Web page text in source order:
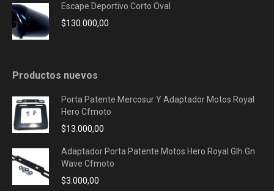
Escape Deportivo Corto Oval
$130.000,00
Productos nuevos
Porta Patente Mercosur Y Adaptador Motos Royal
Hero Cfmoto
$13.000,00
Adaptador Porta Patente Motos Hero Royal Glh Gn
Wave Cfmoto
$3.000,00